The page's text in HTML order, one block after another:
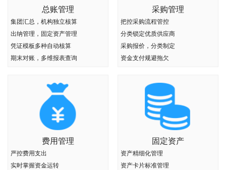
总账管理
集团汇总，机构独立核算
出纳管理，固定资产管理
凭证模板多种自动核算
期末对账，多维报表查询
采购管理
把控采购流程管控
分类锁定优质供应商
采购报价，分类制定
资金支付规避拖欠
费用管理
严控费用支出
实时掌握资金运转
固定资产
资产精细化管理
资产卡片标准管理